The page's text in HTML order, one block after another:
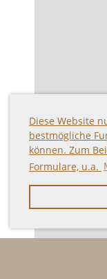
Diese Website
bestmögliche
können. Zum
Formulare, u.a.